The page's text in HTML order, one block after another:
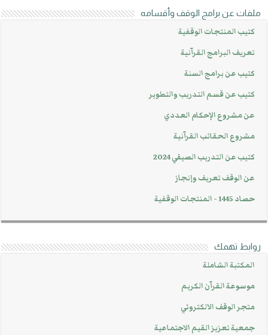
ملفات عن برامج الوقف وأقسامه
كتيب المنتجات الوقفية
تعريف البرامج القرآنية
كتيب عن برامج السنة
كتيب عن قسم التدريب والتطوير
عن مشروع الإحكام العددي
مشروع الحقائب القرآنية
كتيب عن التدريب الصيفي 2024
عن الوقف تعريف وإنجاز
حصاد 1445 - المنتجات الوقفية
روابط تهمك
المكتبة الشاملة
موسوعة القرآن الكريم
متجر الوقف الالكتروني
جمعية تعزيز القيم الاجتماعية